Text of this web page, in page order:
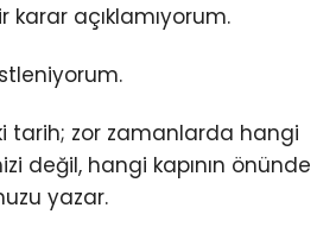
karar açıklamıyorum.
tarih; zor zamanlarda hangi
değil, hangi kapının önünde
yazar.